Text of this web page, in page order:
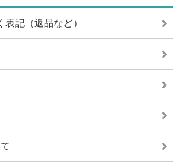
記（返品など）